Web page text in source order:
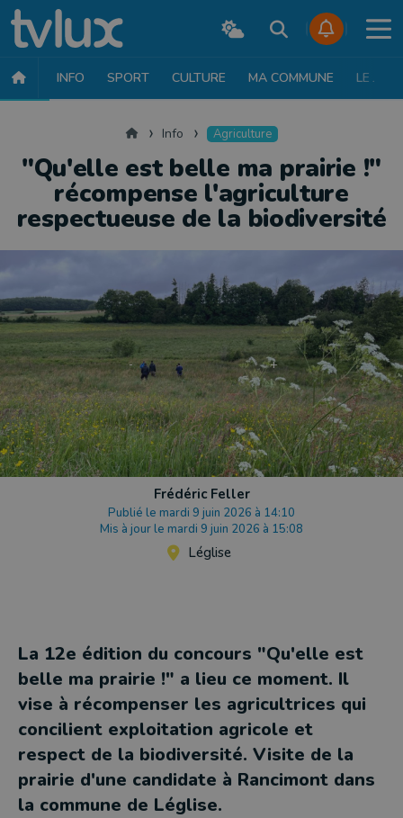
INFO SPORT CULTURE MA COMMUNE LE JT
AccueilInfo Agriculture
"Qu'elle est belle ma prairie !"
récompense l'agriculture
respectueuse de la biodiversité
Frédéric Feller
Publié le mardi 9 juin 2026 à 14:10
Mis à jour le mardi 9 juin 2026 à 15:08
Léglise
La 12e édition du concours "Qu'elle est
belle ma prairie !" a lieu ce moment. Il
vise à récompenser les agricultrices qui
concilient exploitation agricole et
respect de la biodiversité. Visite de la
prairie d'une candidate à Rancimont dans
la commune de Léglise.